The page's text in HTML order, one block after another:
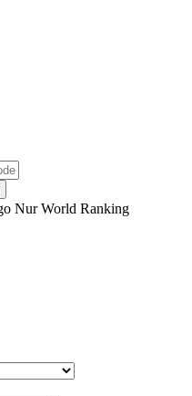
Nur World Ranking